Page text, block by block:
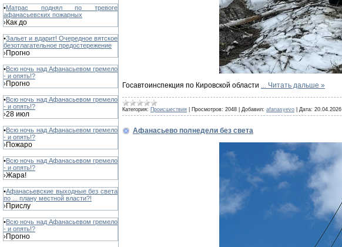
•Матрас поднял по тревоге
афанасьевских пожарных
›Как до
•Зальет и вдарит! Очередное вятское
безотлагательное предостережение
›Прогно
•Всю ночь над Афанасьевом гремело
- и опять!?
›Прогно
•Всю ночь над Афанасьевом гремело
- и опять!?
›28 июл
•Всю ночь над Афанасьевом гремело
- и опять!?
›Пожаро
•Всю ночь над Афанасьевом гремело
- и опять!?
›Жара!
•Афанасьевские выходные без света
по ... плану местной власти?!
›Прислу
•Всю ночь над Афанасьевом гремело
- и опять!?
›Прогно
Госавтоинспекция по Кировской области Читать дальше »
Категория: Происшествия Просмотров: 2048 Добавил: afanasyevo Дата: 20.04.2026
Афанасьево полнедели без света